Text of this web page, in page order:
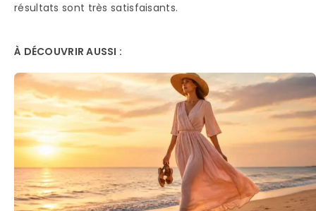
résultats sont très satisfaisants.
À DÉCOUVRIR AUSSI :